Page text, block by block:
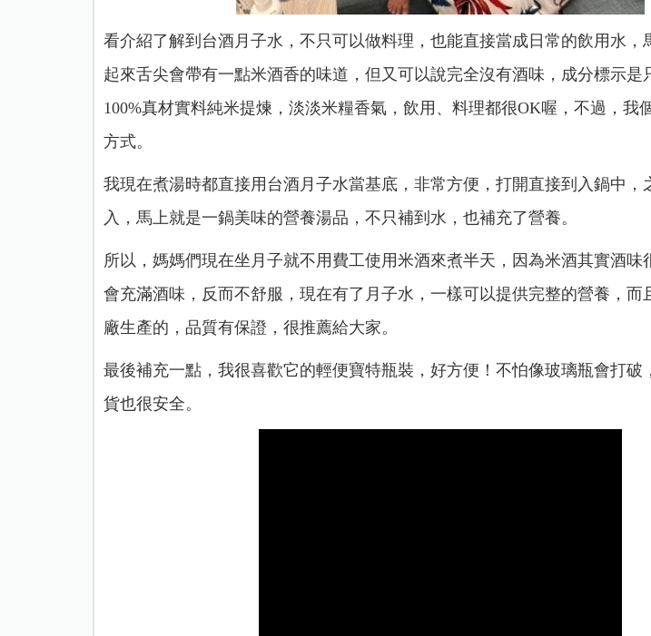
看介紹了解到台酒月子水，不只可以做料理，也能直接當成日常的飲用水，
起來舌尖會帶有一點米酒香的味道，但又可以說完全沒有酒味，成分標示是
100%真材實料純米提煉，淡淡米糧香氣，飲用、料理都很OK喔，不過，我
方式。
我現在煮湯時都直接用台酒月子水當基底，非常方便，打開直接到入鍋中，
入，馬上就是一鍋美味的營養湯品，不只補到水，也補充了營養。
所以，媽媽們現在坐月子就不用費工使用米酒來煮半天，因為米酒其實酒味
會充滿酒味，反而不舒服，現在有了月子水，一樣可以提供完整的營養，而
廠生產的，品質有保證，很推薦給大家。
最後補充一點，我很喜歡它的輕便寶特瓶裝，好方便！不怕像玻璃瓶會打破
貨也很安全。